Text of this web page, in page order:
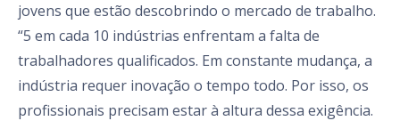
jovens que estão descobrindo o mercado de trabalho.
“5 em cada 10 indústrias enfrentam a falta de
trabalhadores qualificados. Em constante mudança, a
indústria requer inovação o tempo todo. Por isso, os
profissionais precisam estar à altura dessa exigência.